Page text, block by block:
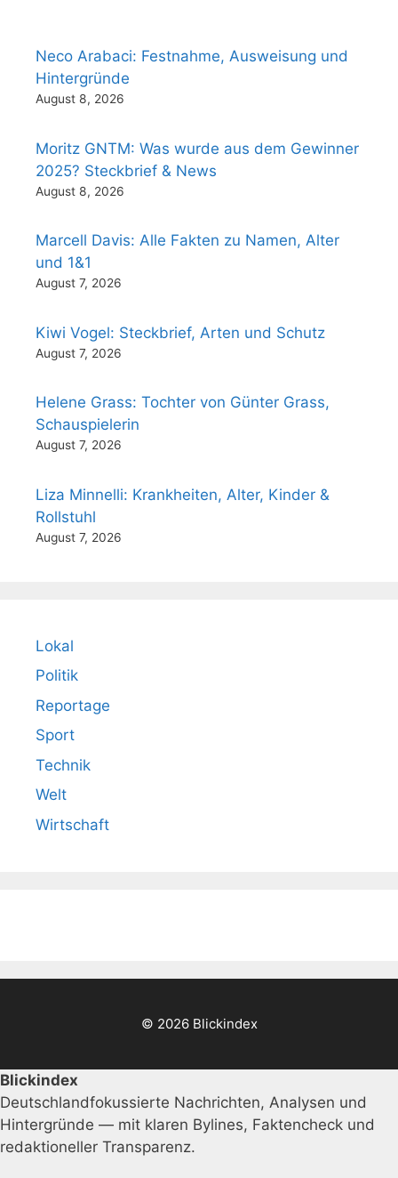
Neco Arabaci: Festnahme, Ausweisung und
Hintergründe
August 8, 2026
Moritz GNTM: Was wurde aus dem Gewinner
2025? Steckbrief & News
August 8, 2026
Marcell Davis: Alle Fakten zu Namen, Alter
und 1&1
August 7, 2026
Kiwi Vogel: Steckbrief, Arten und Schutz
August 7, 2026
Helene Grass: Tochter von Günter Grass,
Schauspielerin
August 7, 2026
Liza Minnelli: Krankheiten, Alter, Kinder &
Rollstuhl
August 7, 2026
Lokal
Politik
Reportage
Sport
Technik
Welt
Wirtschaft
© 2026 Blickindex
Blickindex
Deutschlandfokussierte Nachrichten, Analysen und
Hintergründe — mit klaren Bylines, Faktencheck und
redaktioneller Transparenz.